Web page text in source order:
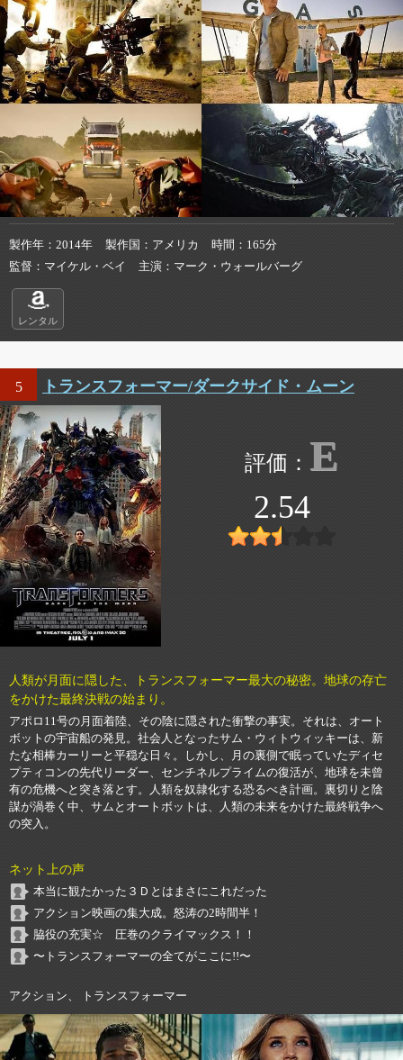
製作年 2014年 製作国 アメリカ 時間
165分
監督
マイケル・ベイ 主演 マーク・ウォールバーグ
レンタル
5 トランスフォーマー/ダークサイド・ムーン
E
2.54
人類が月面に隠した、トランスフォーマー最大の秘密。地球の存亡
をかけた最終決戦の始まり。
アポロ11号の月面着陸、その陰に隠された衝撃の事実。それは、オート
ボットの宇宙船の発見。社会人となったサム・ウィトウィッキーは、新
たな相棒カーリーと平穏な日々。しかし、月の裏側で眠っていたディセ
プティコンの先代リーダー、センチネルプライムの復活が、地球を未曾
有の危機へと突き落とす。人類を奴隷化する恐るべき計画。裏切りと陰
謀が渦巻く中、サムとオートボットは、人類の未来をかけた最終戦争へ
の突入。
ネット上の声
本当に観たかった３Ｄとはまさにこれだった
アクション映画の集大成。怒涛の2時間半！
脇役の充実☆ 圧巻のクライマックス！！
〜トランスフォーマーの全てがここに!!〜
アクション、 トランスフォーマー